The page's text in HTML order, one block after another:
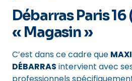
Débarras Paris 16
« Magasin »
C’est dans ce cadre que MAXI
DÉBARRAS intervient avec